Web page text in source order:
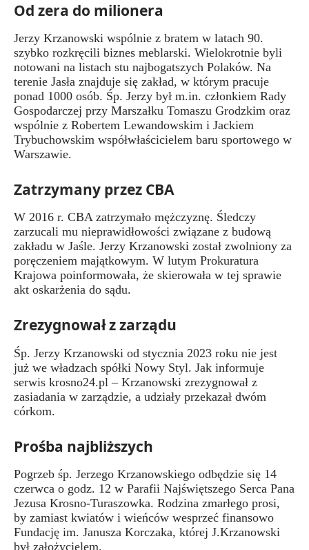
Od zera do milionera
Jerzy Krzanowski wspólnie z bratem w latach 90.
szybko rozkręcili biznes meblarski. Wielokrotnie byli
notowani na listach stu najbogatszych Polaków. Na
terenie Jasła znajduje się zakład, w którym pracuje
ponad 1000 osób. Śp. Jerzy był m.in. członkiem Rady
Gospodarczej przy Marszałku Tomaszu Grodzkim oraz
wspólnie z Robertem Lewandowskim i Jackiem
Trybuchowskim współwłaścicielem baru sportowego w
Warszawie.
Zatrzymany przez CBA
W 2016 r. CBA zatrzymało mężczyznę. Śledczy
zarzucali mu nieprawidłowości związane z budową
zakładu w Jaśle. Jerzy Krzanowski został zwolniony za
poręczeniem majątkowym. W lutym Prokuratura
Krajowa poinformowała, że skierowała w tej sprawie
akt oskarżenia do sądu.
Zrezygnował z zarządu
Śp. Jerzy Krzanowski od stycznia 2023 roku nie jest
już we władzach spółki Nowy Styl. Jak informuje
serwis krosno24.pl – Krzanowski zrezygnował z
zasiadania w zarządzie, a udziały przekazał dwóm
córkom.
Prośba najbliższych
Pogrzeb śp. Jerzego Krzanowskiego odbędzie się 14
czerwca o godz. 12 w Parafii Najświętszego Serca Pana
Jezusa Krosno-Turaszowka. Rodzina zmarłego prosi,
by zamiast kwiatów i wieńców wesprzeć finansowo
Fundację im. Janusza Korczaka, której J.Krzanowski
był założycielem.